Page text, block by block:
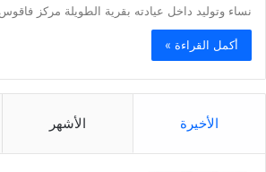
نساء وتوليد داخل عيادته بقرية الطويلة مركز
أكمل القراءة »
الأخيرة الأشهر